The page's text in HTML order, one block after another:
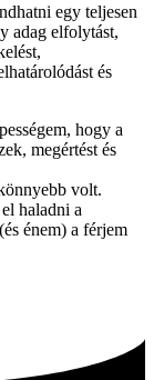
egy teljesen
adag elfolytást,
és
hogy a
megértést és
volt.
haladni a
énem) a férjem